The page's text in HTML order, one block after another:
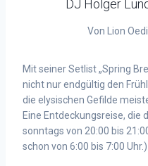
DJ Holger
Von Lion
Mit seiner Setlist „Spring
nicht nur endgültig den
die elysischen Gefilde
Eine Entdeckungsreise,
sonntags von 20:00 bis
schon von 6:00 bis 7:00 Uhr.)